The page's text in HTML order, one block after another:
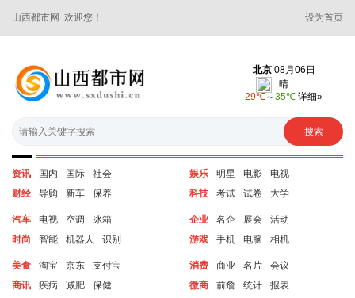
山西都市网 欢迎您！ 设为首页
资讯 国内 国际
社会
财经
导购 新车 保养
娱乐 明星 电影
电视
科技
考试 试卷 大学
汽车 电视 空调
冰箱
时尚
智能 机器人 识别
企业 名企 展会
活动
游戏
手机 电脑 相机
美食 淘宝 京东
支付宝
商讯
疾病 减肥 保健
消费 商业 名片
会议
微商
前詹 统计 报表